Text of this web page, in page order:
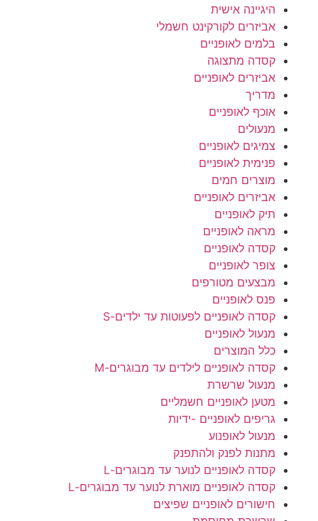
היגיינה אישית
אביזרים לקורקינט חשמלי
בלמים לאופניים
קסדה מתצוגה
אביזרים לאופניים
מדריך
אוכף לאופניים
מנעולים
צמיגים לאופניים
פנימית לאופניים
מוצרים חמים
אביזרים לאופניים
תיק לאופניים
מראה לאופניים
קסדה לאופניים
צופר לאופניים
מבצעים מטורפים
פנס לאופניים
קסדה לאופניים לפעוטות עד ילדים-S
מנעול לאופניים
כלל המוצרים
קסדה לאופניים לילדים עד מבוגרים-M
מנעול שרשרת
מטען לאופניים חשמליים
גריפים לאופניים -ידיות
מנעול לאופנוע
מתנות לפנק ולהתפנק
קסדה לאופניים לנוער עד מבוגרים-L
קסדה לאופניים מוארת לנוער עד מבוגרים-L
חישורים לאופניים שפיצים